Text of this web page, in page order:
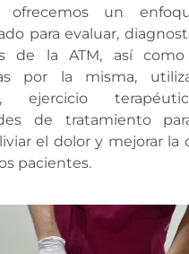
ofrecemos un
para evaluar,
de la ATM, así
por la misma,
ejercicio
de tratamiento
el dolor y mejorar la
pacientes.